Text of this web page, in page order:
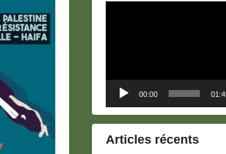
00:00
Articles récents